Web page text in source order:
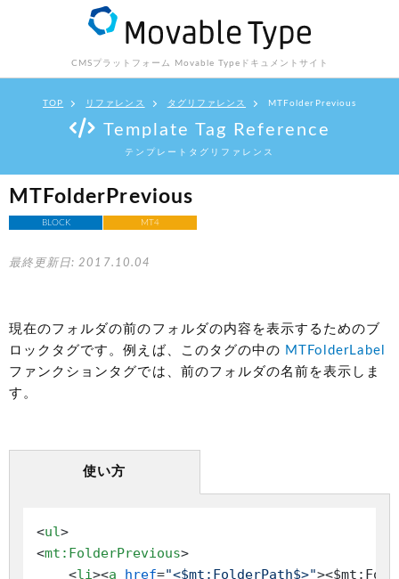
CMSプラットフォーム Movable Type ドキュメントサイト
TOP リファレンス タグリファレンス MTFolderPrevious
Template Tag Reference
テンプレートタグリファレンス
MTFolderPrevious
BLOCK MT4
最終更新日: 2017.10.04
現在のフォルダの前のフォルダの内容を表示するためのブ
ロックタグです。例えば、このタグの中の MTFolderLabel
ファンクションタグでは、前のフォルダの名前を表示しま
す。
使い方
<ul>
<mt:FolderPrevious>
<li><a href="<$mt:FolderPath$>">